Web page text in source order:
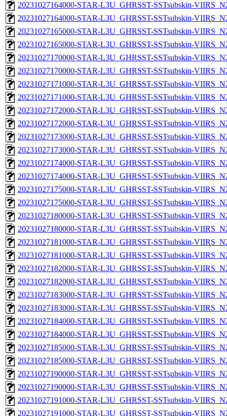
20231027164000-STAR-L3U_GHRSST-SSTsubskin-
20231027164000-STAR-L3U_GHRSST-SSTsubskin-
20231027165000-STAR-L3U_GHRSST-SSTsubskin-
20231027165000-STAR-L3U_GHRSST-SSTsubskin-
20231027170000-STAR-L3U_GHRSST-SSTsubskin-
20231027170000-STAR-L3U_GHRSST-SSTsubskin-
20231027171000-STAR-L3U_GHRSST-SSTsubskin-
20231027171000-STAR-L3U_GHRSST-SSTsubskin-
20231027172000-STAR-L3U_GHRSST-SSTsubskin-
20231027172000-STAR-L3U_GHRSST-SSTsubskin-
20231027173000-STAR-L3U_GHRSST-SSTsubskin-
20231027173000-STAR-L3U_GHRSST-SSTsubskin-
20231027174000-STAR-L3U_GHRSST-SSTsubskin-
20231027174000-STAR-L3U_GHRSST-SSTsubskin-
20231027175000-STAR-L3U_GHRSST-SSTsubskin-
20231027175000-STAR-L3U_GHRSST-SSTsubskin-
20231027180000-STAR-L3U_GHRSST-SSTsubskin-
20231027180000-STAR-L3U_GHRSST-SSTsubskin-
20231027181000-STAR-L3U_GHRSST-SSTsubskin-
20231027181000-STAR-L3U_GHRSST-SSTsubskin-
20231027182000-STAR-L3U_GHRSST-SSTsubskin-
20231027182000-STAR-L3U_GHRSST-SSTsubskin-
20231027183000-STAR-L3U_GHRSST-SSTsubskin-
20231027183000-STAR-L3U_GHRSST-SSTsubskin-
20231027184000-STAR-L3U_GHRSST-SSTsubskin-
20231027184000-STAR-L3U_GHRSST-SSTsubskin-
20231027185000-STAR-L3U_GHRSST-SSTsubskin-
20231027185000-STAR-L3U_GHRSST-SSTsubskin-
20231027190000-STAR-L3U_GHRSST-SSTsubskin-
20231027190000-STAR-L3U_GHRSST-SSTsubskin-
20231027191000-STAR-L3U_GHRSST-SSTsubskin-
20231027191000-STAR-L3U_GHRSST-SSTsubskin-